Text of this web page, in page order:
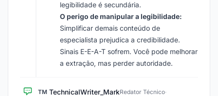
legibilidade é secundária.
O perigo de manipular a legibilidade:
Simplificar demais conteúdo de
especialista prejudica a credibilidade.
Sinais E-E-A-T sofrem. Você pode melhorar
a extração, mas perder autoridade.
TM TechnicalWriter_MarkRedator Técnico·